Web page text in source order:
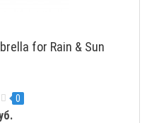
for Rain & Sun
0